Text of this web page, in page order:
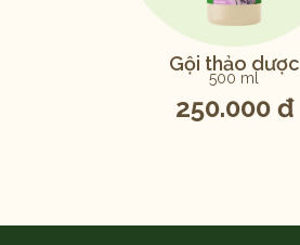
Gội thảo dược
500 ml
250.000 đ